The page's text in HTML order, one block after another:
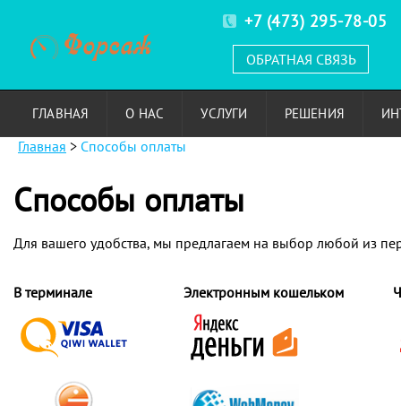
ОБРАТНАЯ СВЯЗЬ
+7 (473) 295-78-05
ГЛАВНАЯ О НАС УСЛУГИ РЕШЕНИЯ
Главная > Способы оплаты
Способы оплаты
Для вашего удобства, мы предлагаем на выбор любой из
В терминале Электронным кошельком